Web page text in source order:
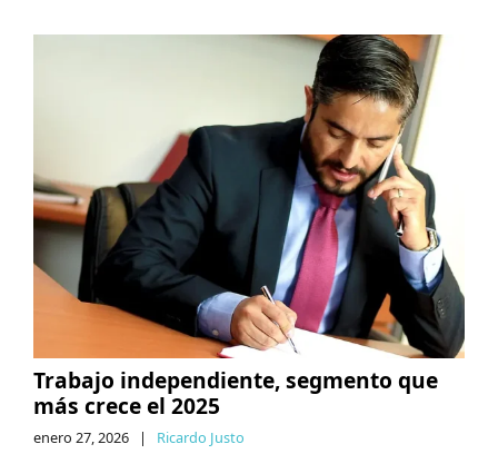
Trabajo independiente, segmento que
más crece el 2025
enero 27, 2026 | Ricardo Justo